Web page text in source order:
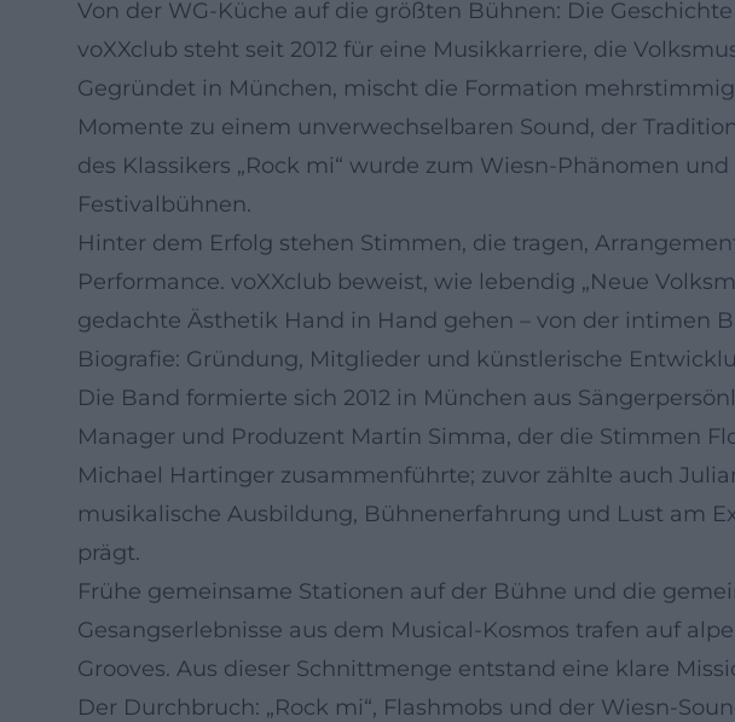
Von der WG-Küche auf die größten Bühnen: Die
voXXclub steht seit 2012 für eine Musikkarriere, die
Gegründet in München, mischt die Formation
Momente zu einem unverwechselbaren Sound, der
des Klassikers „Rock mi“ wurde zum Wiesn-Phänomen
Festivalbühnen.
Hinter dem Erfolg stehen Stimmen, die tragen,
Performance. voXXclub beweist, wie lebendig „Neue
gedachte Ästhetik Hand in Hand gehen – von der intimen
Biografie: Gründung, Mitglieder und künstlerische
Die Band formierte sich 2012 in München aus
Manager und Produzent Martin Simma, der die Stimmen
Michael Hartinger zusammenführte; zuvor zählte auch
musikalische Ausbildung, Bühnenerfahrung und Lust am
prägt.
Frühe gemeinsame Stationen auf der Bühne und die
Gesangserlebnisse aus dem Musical-Kosmos trafen auf
Grooves. Aus dieser Schnittmenge entstand eine klare
Der Durchbruch: „Rock mi“, Flashmobs und der Wiesn-